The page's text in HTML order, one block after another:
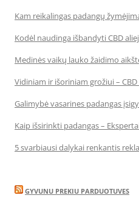
Kam reikalingas padangų
Kodėl naudinga išbandyti CBD
Medinės vaikų lauko žaidimo
Vidiniam ir išoriniam grožiui – CBD
Galimybė vasarines padangas
Kaip išsirinkti padangas –
5 svarbiausi dalykai renkantis
GYVUNU PREKIU PARDUOTUVES